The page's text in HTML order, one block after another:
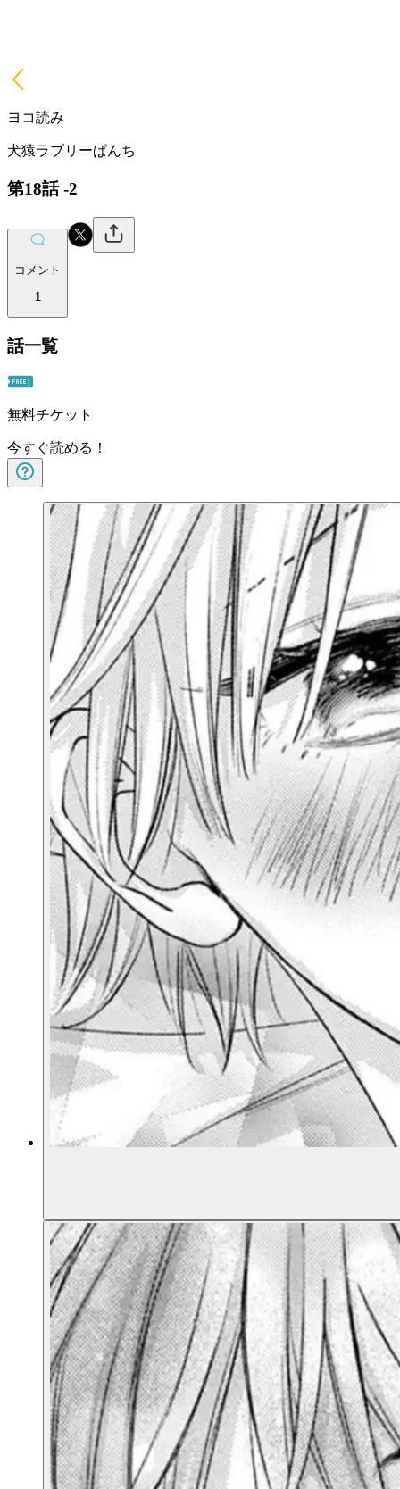
ヨコ読み
犬猿ラブリーぱんち
第18話 -2
コメント
1
話一覧
無料チケット
今すぐ読める！